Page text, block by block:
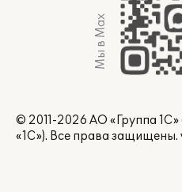
Мы в Max
© 2011-2026 АО «Группа
«1С»). Все права защищены.